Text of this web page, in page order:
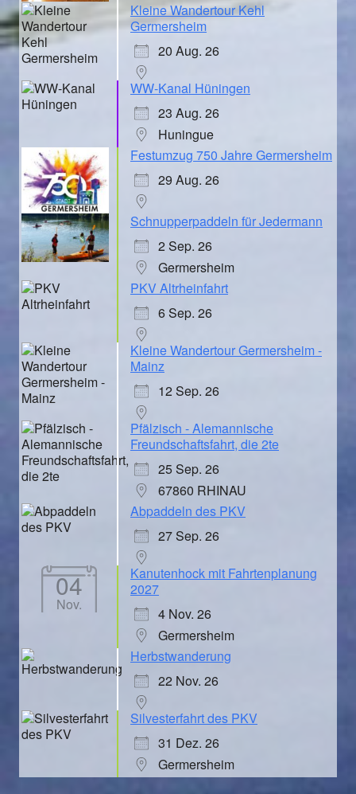
Kleine Wandertour Kehl
Germersheim
20 Aug. 26
WW-Kanal Hüningen
23 Aug. 26
Huningue
Festumzug 750 Jahre Germersheim
29 Aug. 26
Schnupperpaddeln für Jedermann
2 Sep. 26
Germersheim
PKV Altrheinfahrt
6 Sep. 26
Kleine Wandertour Germersheim -
Mainz
12 Sep. 26
Pfälzisch - Alemannische
Freundschaftsfahrt, die 2te
25 Sep. 26
67860 RHINAU
Abpaddeln des PKV
27 Sep. 26
04
Nov.
Kanutenhock mit Fahrtenplanung
2027
4 Nov. 26
Germersheim
Herbstwanderung
22 Nov. 26
Silvesterfahrt des PKV
31 Dez. 26
Germersheim